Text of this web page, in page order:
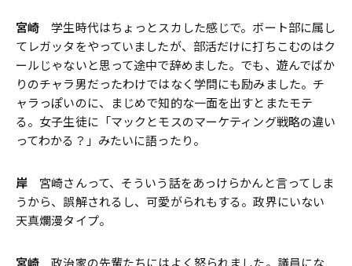
宮崎 学生時代はちょっとスカした感じで。ボート部に属し
てレガッタをやっていましたが、部活だけに打ちこむのはク
ールじゃないと思って途中で辞めました。でも、遊んでばか
りのチャラ男だったわけではなく学問にも励みました。チ
ャラっぽいのに、まじめで知的な一面を出すとまたモテ
る。女子生徒に「マックとモスのマーケティング戦略の違い
ってわかる？」みたいに語ったり。
岸 宮崎さんって、そういう話をあっけらかんと言ってしま
うから、誤解されるし、可愛がられもする。政界にいない
天真爛漫タイプ。
宮崎 政治家の先輩たちにはよく怒られました。議員にな